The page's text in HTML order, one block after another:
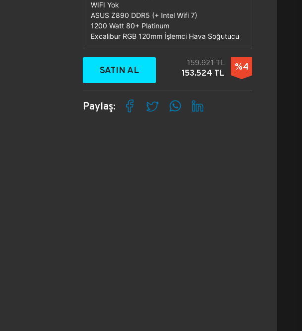
WIFI Yok
ASUS Z890 DDR5 (+ Intel Wifi 7)
1200 Watt 80+ Platinum
Excalibur RGB 120mm İşlemci Hava Soğutucu
SATIN AL
159.921 TL
153.524 TL
%4
Paylaş: